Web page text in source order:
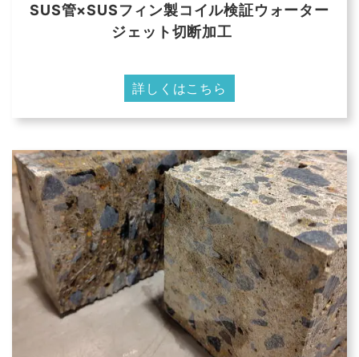
SUS管×SUSフィン製コイル検証ウォーター
ジェット切断加工
詳しくはこちら